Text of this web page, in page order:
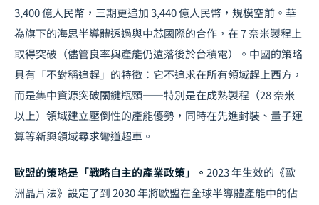
3,400 億人民幣，三期更追加 3,440 億人民幣，規模空前。華
為旗下的海思半導體透過與中芯國際的合作，在 7 奈米製程上
取得突破（儘管良率與產能仍遠落後於台積電）。中國的策略
具有「不對稱追趕」的特徵：它不追求在所有領域趕上西方，
而是集中資源突破關鍵瓶頸——特別是在成熟製程（28 奈米
以上）領域建立壓倒性的產能優勢，同時在先進封裝、 量子運
算等新興領域尋求彎道超車。
歐盟的策略是「戰略自主的產業政策」。 2023 年生效的《歐
洲晶片法》設定了到 2030 年將歐盟在全球半導體產能中的佔